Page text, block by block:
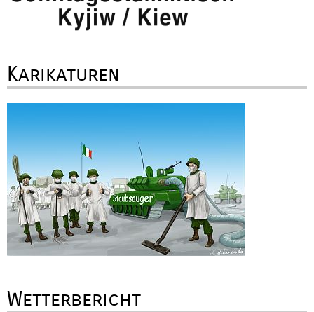
Karikaturen
Wetterbericht